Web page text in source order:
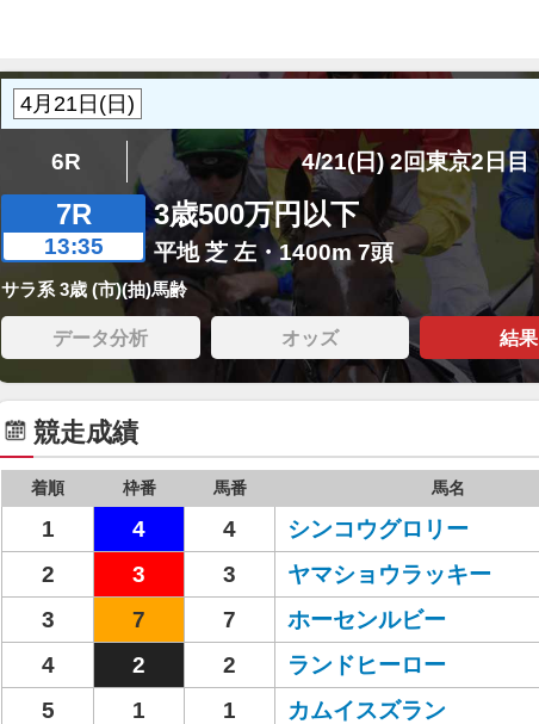
6R 4/21(日) 2回東京2日目
7R
13:35
3歳500万円以下
平地 芝 左・1400m 7頭
サラ系 3歳 (市)(抽)馬齢
データ分析 オッズ 結果
競走成績
着順 枠番 馬番 馬名
1 4 4 シンコウグロリー
2
3 3 ヤマショウラッキー
3
7 7 ホーセンルビー
4
2 2 ランドヒーロー
5
1 1 カムイスズラン